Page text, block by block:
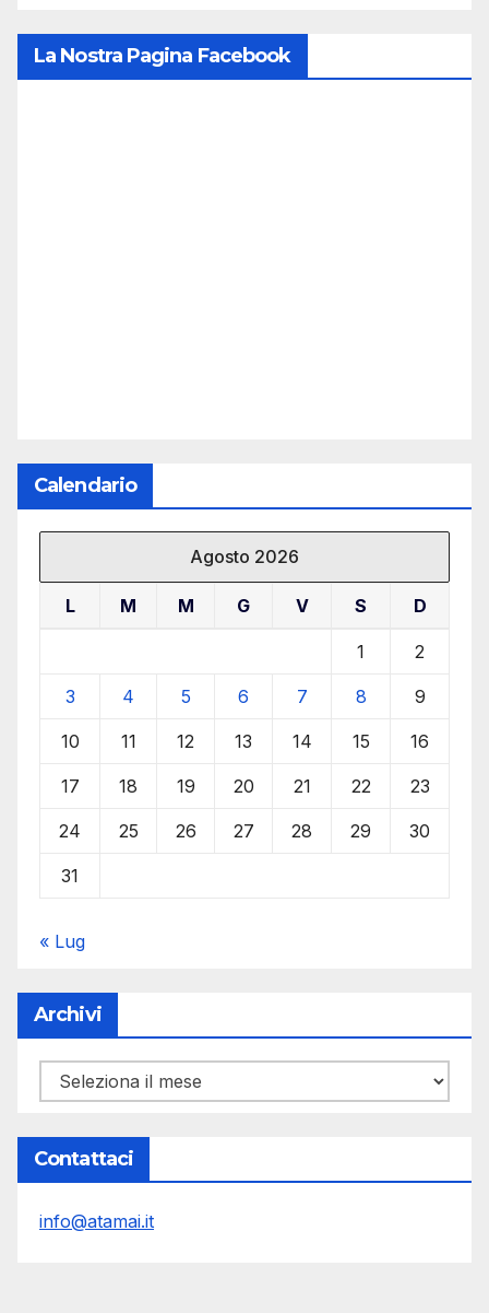
La Nostra Pagina Facebook
Calendario
Agosto 2026
L M M G V S D
1 2
3 4 5 6 7 8 9
10 11 12 13 14 15 16
17 18 19 20 21 22 23
24 25 26 27 28 29 30
31
« Lug
Archivi
Archivi
Contattaci
info@atamai.it